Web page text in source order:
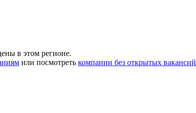
в этом регионе.
или посмотреть компании без открытых вакансий